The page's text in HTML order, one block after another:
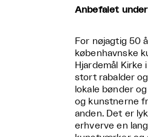
Anbefalet
For nøjagtig 50
københavnske
Hjardemål Kirke
stort rabalder
lokale bønder
og kunstnerne
anden. Det er
erhverve en